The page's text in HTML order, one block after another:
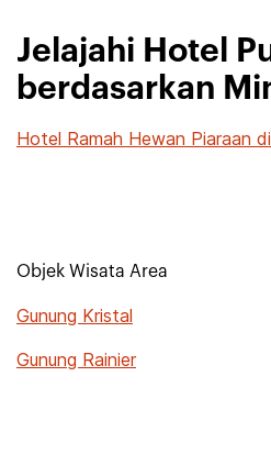
Jelajahi Hotel
berdasarkan
Hotel Ramah Hewan Piaraan
Objek Wisata Area
Gunung Kristal
Gunung Rainier